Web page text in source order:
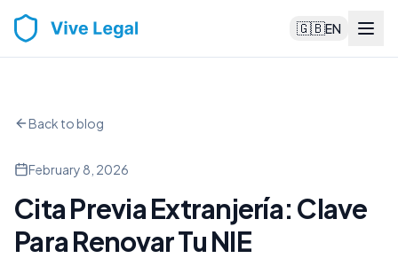
🇬🇧EN
Back to blog
February 8, 2026
Cita Previa Extranjería: Clave
Para Renovar Tu NIE